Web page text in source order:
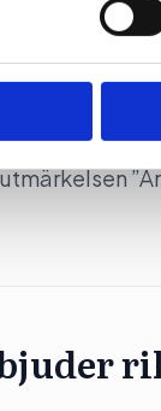
to them